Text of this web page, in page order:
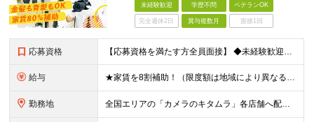
未経験歓迎 学歴不問 ベテランOK
完全週休2日 賞与複数月 面接1回
応募資格 【応募資格を満たす方全員面接】 ◆未経験歓迎！活躍のフィールドは全国！ ◆学歴不問 ◆第二新卒も活躍中 ◆35歳以下の方（若年層の長期キャリア形成を図るため）
給与 ★家賃を8割補助！（限度額は地域により異なる） ※転勤による引っ越しが発生する場合 ＝＝＝＝＝＝＝＝＝＝＝＝＝＝＝＝＝＝＝＝＝＝＝ 例えば、家賃7.5万円なら6万円は会社で負担。 あなたが支払うのは、
勤務地 全国エリアの「カメラのキタムラ」各店舗へ配属となります ※最初の配属先は希望を最大限考慮した上で決定します ▼詳しい勤務地住所は下記URLをご確認ください。 https://sss.kitamur